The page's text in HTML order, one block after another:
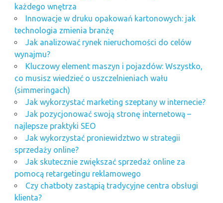
każdego wnętrza
Innowacje w druku opakowań kartonowych: jak
technologia zmienia branżę
Jak analizować rynek nieruchomości do celów
wynajmu?
Kluczowy element maszyn i pojazdów: Wszystko,
co musisz wiedzieć o uszczelnieniach wału
(simmeringach)
Jak wykorzystać marketing szeptany w internecie?
Jak pozycjonować swoją stronę internetową –
najlepsze praktyki SEO
Jak wykorzystać proniewidztwo w strategii
sprzedaży online?
Jak skutecznie zwiększać sprzedaż online za
pomocą retargetingu reklamowego
Czy chatboty zastąpią tradycyjne centra obsługi
klienta?